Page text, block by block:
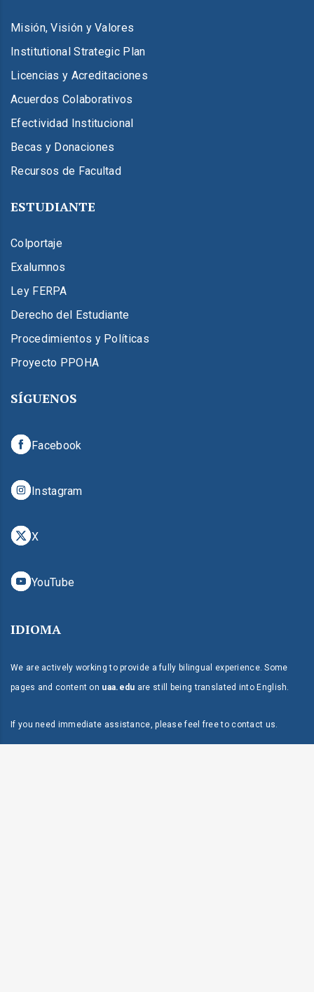
Misión, Visión y Valores
Institutional Strategic Plan
Licencias y Acreditaciones
Acuerdos Colaborativos
Efectividad Institucional
Becas y Donaciones
Recursos de Facultad
ESTUDIANTE
Colportaje
Exalumnos
Ley FERPA
Derecho del Estudiante
Procedimientos y Políticas
Proyecto PPOHA
SÍGUENOS
Facebook
Instagram
X
YouTube
IDIOMA
We are actively working to provide a fully bilingual experience. Some
pages and content on uaa.edu are still being translated into English.
If you need immediate assistance, please feel free to contact us.